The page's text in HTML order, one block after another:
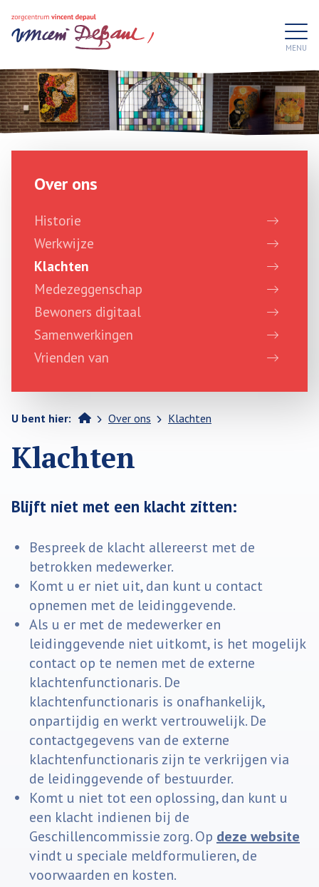
Over ons
Historie
Werkwijze
Klachten
Medezeggenschap
Bewoners digitaal
Samenwerkingen
Vrienden van
U bent hier:
Home > Over ons Klachten
Klachten
Blijft niet met een klacht zitten:
Bespreek de klacht allereerst met de
betrokken medewerker.
Komt u er niet uit, dan kunt u contact
opnemen met de leidinggevende.
Als u er met de medewerker en
leidinggevende niet uitkomt, is het mogelijk
contact op te nemen met de externe
klachtenfunctionaris. De
klachtenfunctionaris is onafhankelijk,
onpartijdig en werkt vertrouwelijk. De
contactgegevens van de externe
klachtenfunctionaris zijn te verkrijgen via
de leidinggevende of bestuurder.
Komt u niet tot een oplossing, dan kunt u
een klacht indienen bij de
Geschillencommissie zorg. Op deze website
vindt u speciale meldformulieren, de
voorwaarden en kosten.